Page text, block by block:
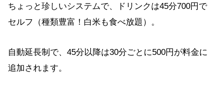
ちょっと珍しいシステムで、ドリンクは45分700円で
セルフ（種類豊富！白米も食べ放題）。
自動延長制で、45分以降は30分ごとに500円が料金に
追加されます。